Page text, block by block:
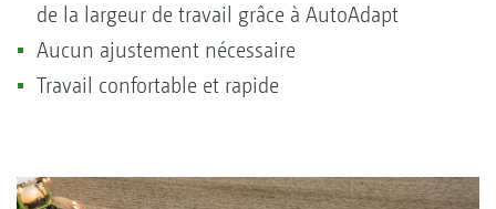
de la largeur de travail grâce à AutoAdapt
Aucun ajustement nécessaire
Travail confortable et rapide